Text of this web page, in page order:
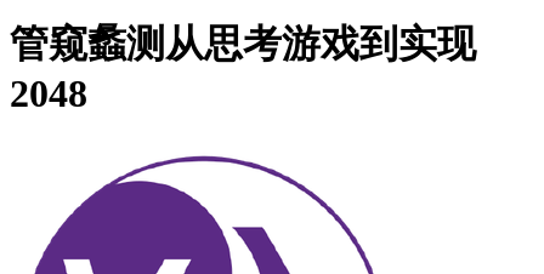
管窥蠡测从思考游戏到实现
2048